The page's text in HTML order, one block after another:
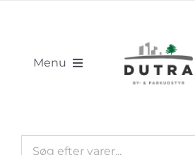
Menu
Bygge- & Anlægsprodukter